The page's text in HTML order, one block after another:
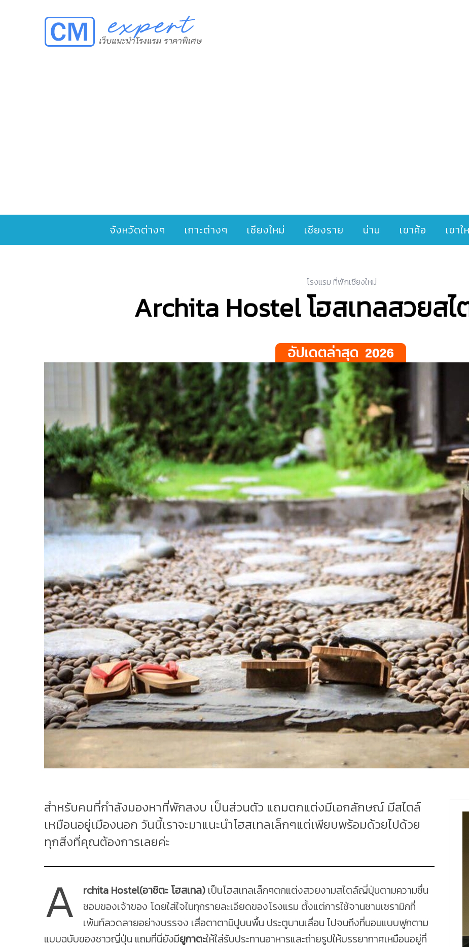
จังหวัดต่างๆ เกาะต่างๆ เชียงใหม่ เชียงราย น่าน เขาค้อ เขา
โรงแรม ที่พักเชียงใหม่
Archita Hostel โฮสเทลสวยส
สำหรับคนที่กำลังมองหาที่พักสงบ เป็นส่วนตัว แถมตกแต่งมีเอกลักษณ์ มีสไตล์
เหมือนอยู่เมืองนอก วันนี้เราจะมาแนะนำโฮสเทลเล็กๆแต่เพียบพร้อมด้วยไปด้วย
ทุกสิ่งที่คุณต้องการเลยค่ะ
A rchita Hostel(อาชิตะ โฮสเทล) เป็นโฮสเทลเล็กๆตกแต่งสวยงามสไตล์ญี่ปุ่นตามความชื่น
ชอบของเจ้าของ โดยใส่ใจในทุกรายละเอียดของโรงแรม ตั้งแต่การใช้จานชามเซรามิกที่
เพ้นท์ลวดลายอย่างบรรจง เสื่อตาตามิปูบนพื้น ประตูบานเลื่อน ไปจนถึงที่นอนแบบฟูกตาม
แบบฉบับของชาวญี่ปุ่น แถมที่นี่ยังมียูกาตะให้ใส่รับประทานอาหารและถ่ายรูปให้บรรยากาศเหมือนอยู่ที่